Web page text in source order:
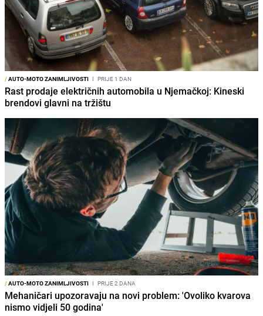
/AUTO-MOTO ZANIMLJIVOSTI I PRIJE 1 DAN
Rast prodaje električnih automobila u Njemačkoj: Kineski
brendovi glavni na tržištu
/AUTO-MOTO ZANIMLJIVOSTI I PRIJE 2 DANA
Mehaničari upozoravaju na novi problem: 'Ovoliko kvarova
nismo vidjeli 50 godina'